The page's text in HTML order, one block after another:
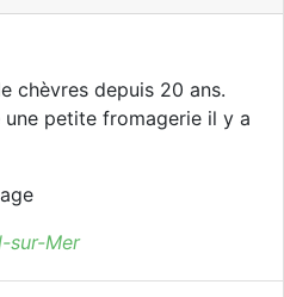
chèvres depuis 20 ans.
petite fromagerie il y a
sur-Mer